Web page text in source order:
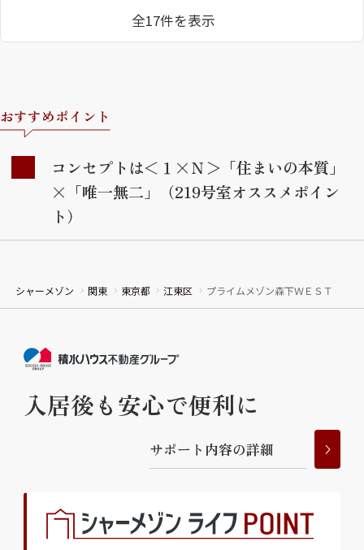
全17件を表示
おすすめポイント
コンセプトは＜１×Ｎ＞「住まいの本質」
×「唯一無二」（219号室オススメポイン
ト）
シャーメゾン 関東 東京都 江東区 プライムメゾン森下ＷＥＳＴ
入居後も安心で便利に
サポー ト 内容の詳細